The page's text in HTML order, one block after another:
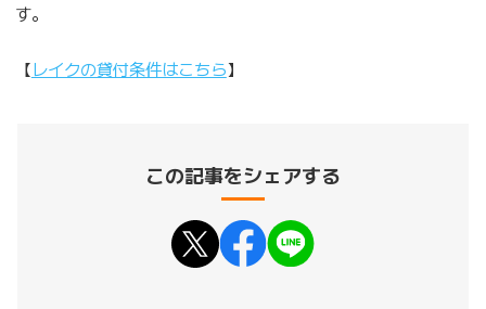
す。
【レイクの貸付条件はこちら】
この記事をシェアする